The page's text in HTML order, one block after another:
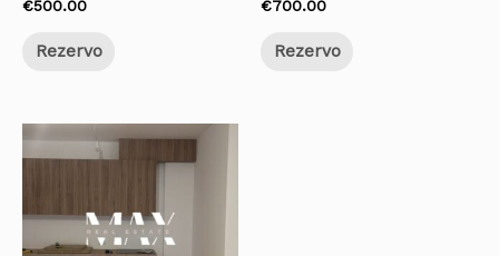
€500.00
Rezervo
€700.00
Rezervo